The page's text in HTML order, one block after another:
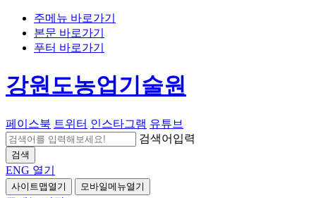
주메뉴 바로가기
본문 바로가기
푸터 바로가기
강원도농업기술원
페이스북 트위터 인스타그램 유튜브
검색어입력
검색
ENG 열기
사이트맵열기 모바일메뉴열기